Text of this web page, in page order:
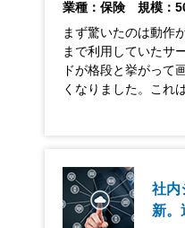
業種：保険
規模：
まず驚いたのは動作
まで利用していたサ
ドが格段と挙がって
くなりました。これ
社内
新。